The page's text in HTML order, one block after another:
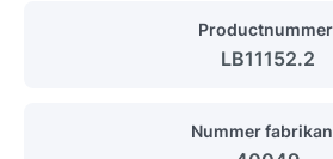
LB11152.2
Nummer